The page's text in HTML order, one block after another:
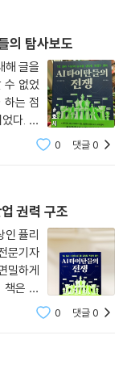
의 탐사보도
해 글을
수 없었
하는 점
다. 구
기술 기
0 댓글0
권력 구조
인 퓰리
문기자
밀하게
책은 AI
도하고
0 댓글0